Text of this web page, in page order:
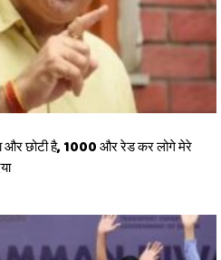
और छोटी है, 1000 और रेड कर लोगे मेरे